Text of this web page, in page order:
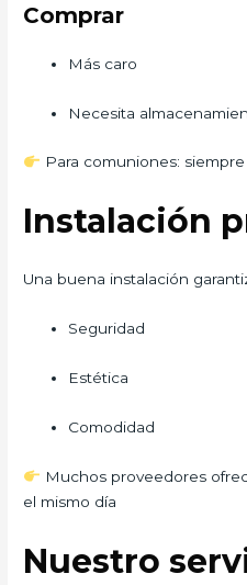
Comprar
Más caro
Necesita
Para comuniones:
Instalación
Una buena instalación
Seguridad
Estética
Comodidad
Muchos proveedores
el mismo día
Nuestro